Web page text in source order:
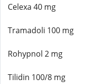
Celexa 40 mg
Tramadoli 100 mg
Rohypnol 2 mg
Tilidin 100/8 mg